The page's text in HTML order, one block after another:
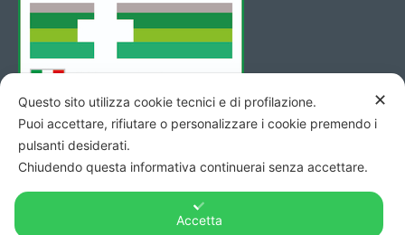
✕
Questo sito utilizza cookie tecnici e di profilazione.
Puoi accettare, rifiutare o personalizzare i cookie premendo i
pulsanti desiderati.
Chiudendo questa informativa continuerai senza accettare.
Accetta